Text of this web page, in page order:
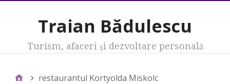
Traian Bădulescu
Turism, afaceri şi dezvoltare personală
restaurantul Kortyolda Miskolc